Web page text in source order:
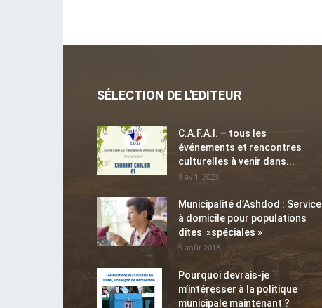
SÉLECTION DE L'EDITEUR
C.A.F.A.I. – tous les
événements et rencontres
culturelles à venir dans...
8 avril 2023
Municipalité d’Ashdod : Service
à domicile pour populations
dites »spéciales »
9 août 2018
Pourquoi devrais-je
m’intéresser à la politique
municipale maintenant ?